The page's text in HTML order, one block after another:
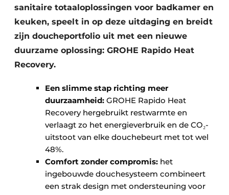
sanitaire totaaloplossingen voor badkamer en
keuken, speelt in op deze uitdaging en breidt
zijn doucheportfolio uit met een nieuwe
duurzame oplossing: GROHE Rapido Heat
Recovery.
Een slimme stap richting meer
duurzaamheid: GROHE Rapido Heat
Recovery hergebruikt restwarmte en
verlaagt zo het energieverbruik en de CO₂-
uitstoot van elke douchebeurt met tot wel
48%.
Comfort zonder compromis: het
ingebouwde douchesysteem combineert
een strak design met ondersteuning voor